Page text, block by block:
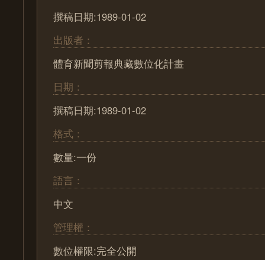
撰稿日期:1989-01-02
出版者：
體育新聞剪報典藏數位化計畫
日期：
撰稿日期:1989-01-02
格式：
數量:一份
語言：
中文
管理權：
數位權限:完全公開